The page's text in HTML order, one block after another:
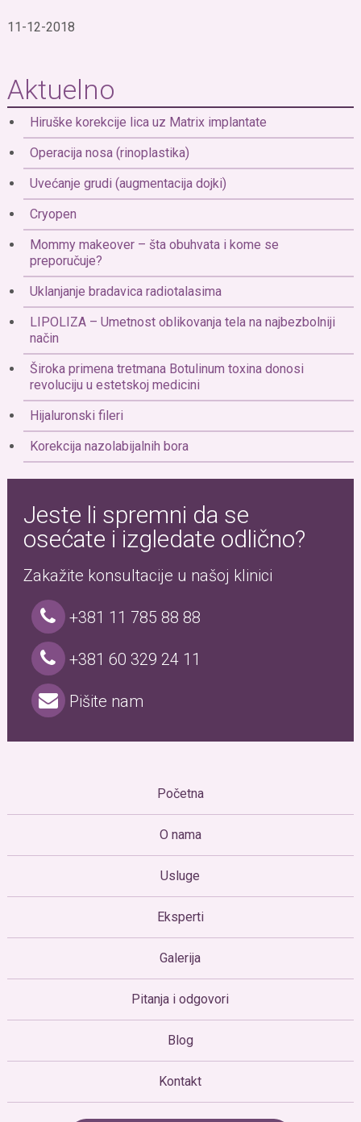
11-12-2018
Aktuelno
Hiruške korekcije lica uz Matrix implantate
Operacija nosa (rinoplastika)
Uvećanje grudi (augmentacija dojki)
Cryopen
Mommy makeover – šta obuhvata i kome se
preporučuje?
Uklanjanje bradavica radiotalasima
LIPOLIZA – Umetnost oblikovanja tela na najbezbolniji
način
Široka primena tretmana Botulinum toxina donosi
revoluciju u estetskoj medicini
Hijaluronski fileri
Korekcija nazolabijalnih bora
Jeste li spremni da se
osećate i izgledate odlično?
Zakažite konsultacije u našoj klinici
+381 11 785 88 88
+381 60 329 24 11
Pišite nam
Početna
O nama
Usluge
Eksperti
Galerija
Pitanja i odgovori
Blog
Kontakt